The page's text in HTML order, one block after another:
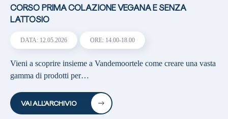
CORSO PRIMA COLAZIONE VEGANA E SENZA
LATTOSIO
DATA: 12.05.2026 ORE: 14.00-18.00
Vieni a scoprire insieme a Vandemoortele come creare una vasta
gamma di prodotti per…
VAI ALL’ARCHIVIO